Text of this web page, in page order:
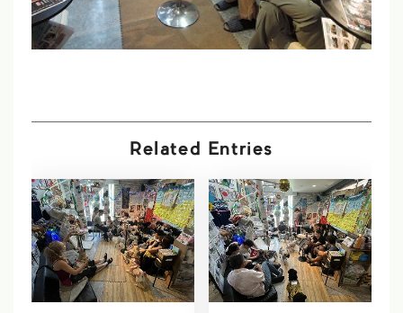
Related Entries